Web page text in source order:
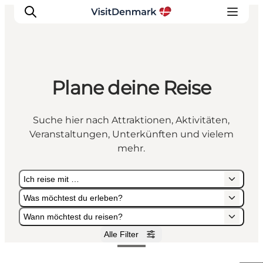
Inspiration
Regionen
Erlebnisse
Plane deine Reise
Suche hier nach Attraktionen, Aktivitäten,
Veranstaltungen, Unterkünften und vielem
mehr.
Ich reise mit …
Was möchtest du erleben?
Wann möchtest du reisen?
Alle Filter